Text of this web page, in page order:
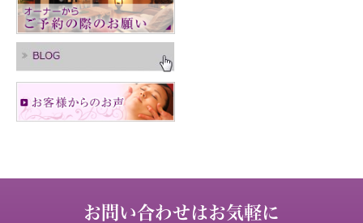
お問い合わせはお気軽に